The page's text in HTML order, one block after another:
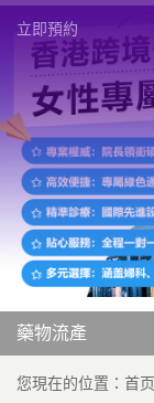
立即預約
藥物流產
您現在的位置： 首页